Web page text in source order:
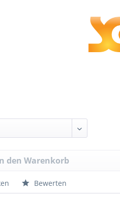
den Warenkorb
Bewerten